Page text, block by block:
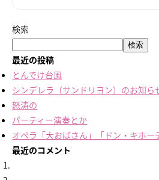
検索
検索
最近の投稿
とんでけ台風
シンデレラ（サンドリヨン）のお知ら
怒涛の
パーティー演奏とか
オペラ「大おばさん」「ドン・キホ
最近のコメント